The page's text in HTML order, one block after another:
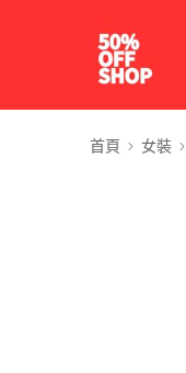
首頁 女裝